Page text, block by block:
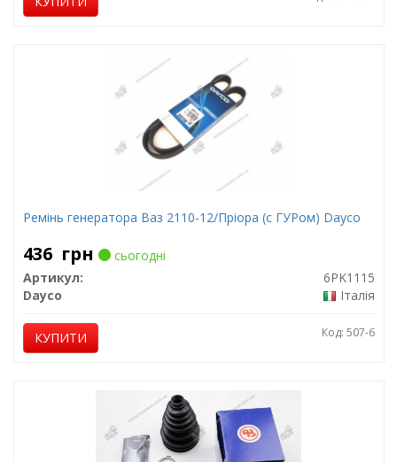
Ремінь генератора Ваз 2110-12/Пріора (с ГУРом) Dayco
436 грн
сьогодні
Артикул:
6PK1115
Dayco
Італія
КУПИТИ Код: 507-6